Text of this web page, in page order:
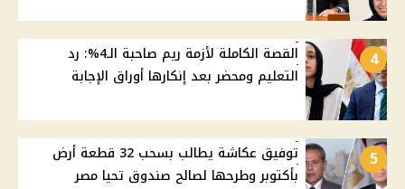
4
القصة الكاملة لأزمة ريم صاحبة الـ4%: رد
التعليم ومحضر بعد إنكارها أوراق الإجابة
5
توفيق عكاشة يطالب بسحب 32 قطعة أرض
بأكتوبر وطرحها لصالح صندوق تحيا مصر